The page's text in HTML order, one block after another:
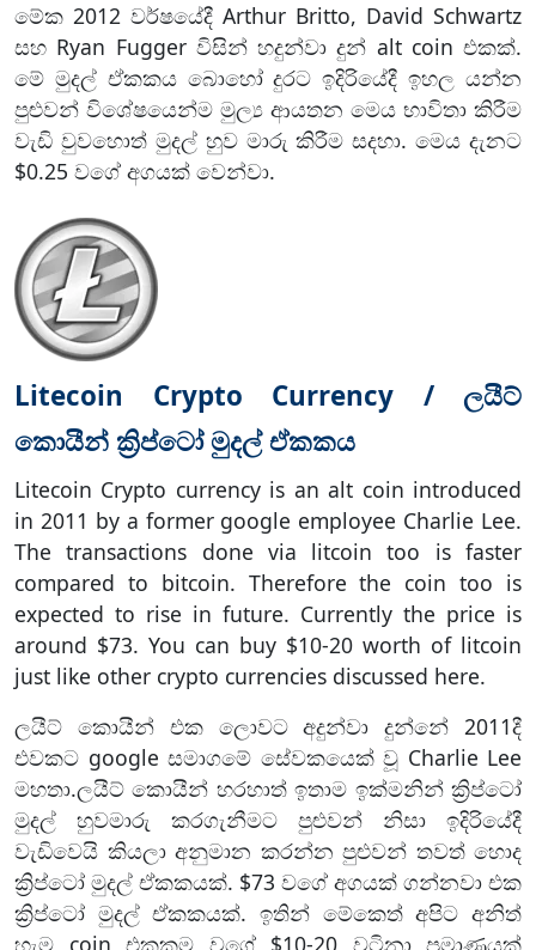
මේක 2012 වර්ෂයේදී Arthur Britto, David Schwartz
සහ Ryan Fugger විසින් හදුන්වා දුන් alt coin එකක්.
මේ මුදල් ඒකකය බොහෝ දුරට ඉදිරියේදී ඉහල යන්න
පුළුවන් විශේෂයෙන්ම මුල්‍ය ආයතන මෙය භාවිතා කිරීම
වැඩි වුවහොත් මුදල් හුව මාරු කිරීම සදහා. මෙය දැනට
$0.25 වගේ අගයක් වෙන්වා.
Litecoin Crypto Currency / ලයීට්
කොයීන් ක්‍රිප්ටෝ මුදල් ඒකකය
Litecoin Crypto currency is an alt coin introduced
in 2011 by a former google employee Charlie Lee.
The transactions done via litcoin too is faster
compared to bitcoin. Therefore the coin too is
expected to rise in future. Currently the price is
around $73. You can buy $10-20 worth of litcoin
just like other crypto currencies discussed here.
ලයීට් කොයීන් එක ලොවට අදුන්වා දුන්නේ 2011දී
එවකට google සමාගමේ සේවකයෙක් වූ Charlie Lee
මහතා.ලයීට් කොයීන් හරහාත් ඉතාම ඉක්මනින් ක්‍රිප්ටෝ
මුදල් හුවමාරු කරගැනීමට පුළුවන් නිසා ඉදිරියේදී
වැඩිවෙයි කියලා අනුමාන කරන්න පුළුවන් තවත් හොද
ක්‍රිප්ටෝ මුදල් ඒකකයක්. $73 වගේ අගයක් ගන්නවා එක
ක්‍රිප්ටෝ මුදල් ඒකකයක්. ඉතින් මේකෙත් අපිට අනිත්